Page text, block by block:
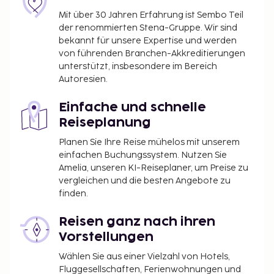
wurde von der Französischen Zentrale für Tourismus,
ATOUT France, erstellt.
Du wirst gebeten, die folgenden Gebühren direkt in
der Unterkunft zu zahlen. Gebühren beinhalten
möglicherweise geltende Steuern:
Die Stadtverwaltung erhebt eine
Tourismusabgabe: 8.45 EUR pro Person/pro
Nacht. Kinder unter 18 Jahren sind von der
Abgabe befreit.
Diese Liste enthält alle Gebühren, die uns von der
Unterkunft mitgeteilt wurden.
Erwachsene und ca. 12 EUR für Kinder
Parkplätze ohne Parkservice (überdacht): 10
EUR pro Nacht
Gebühr für frühen Check-in: 30 EUR (je nach
Mit über 30 Jahren Erfahrung ist Sembo Teil
der renommierten Stena-Gruppe. Wir sind
bekannt für unsere Expertise und werden
von führenden Branchen-Akkreditierungen
unterstützt, insbesondere im Bereich
Autoresien.
Einfache und schnelle
Reiseplanung
Planen Sie Ihre Reise mühelos mit unserem
einfachen Buchungssystem. Nutzen Sie
Amelia, unseren KI-Reiseplaner, um Preise zu
vergleichen und die besten Angebote zu
finden.
Reisen ganz nach ihren
Vorstellungen
Wählen Sie aus einer Vielzahl von Hotels,
Fluggesellschaften, Ferienwohnungen und